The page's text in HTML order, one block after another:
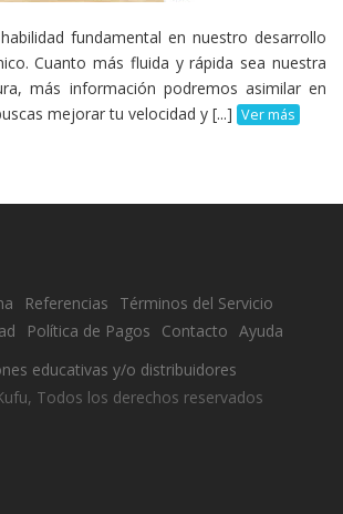
fundamental en nuestro desarrollo
Cuanto más fluida y rápida sea nuestra
más información podremos asimilar en
mejorar tu velocidad y [...] Ver más
Referencias
Términos del Servicio
Política de Pagos Contacto Ayuda
educativas y/o distribuidores
Todos los derechos reservados